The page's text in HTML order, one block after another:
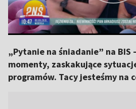
„Pytanie na śniadanie” na BIS
momenty, zaskakujące
programów. Tacy jesteśmy na